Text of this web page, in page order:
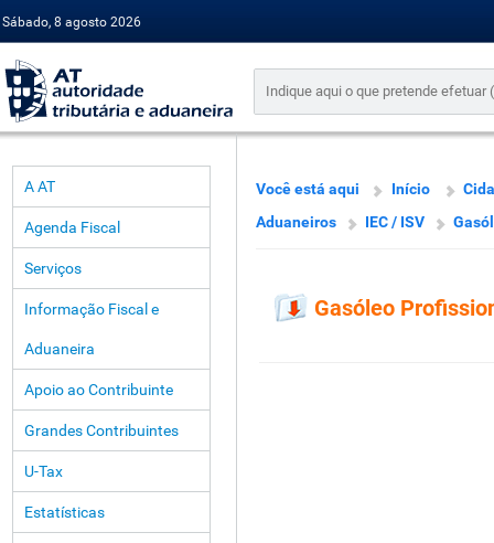
Sábado, 8 agosto 2026
A AT
Agenda Fiscal
Serviços
Informação Fiscal e
Aduaneira
Apoio ao Contribuinte
Grandes Contribuintes
U-Tax
Estatísticas
Você está aqui Início
Aduaneiros
IEC / ISV
Gasóleo